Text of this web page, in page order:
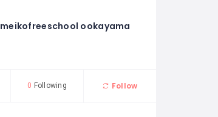
meikofreeschool ookayama
0 Following Follow